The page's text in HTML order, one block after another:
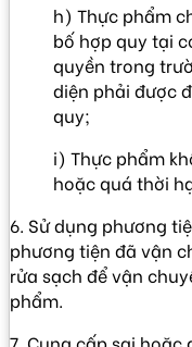
h) Thực phẩm
bố hợp quy tại
quyền trong
diện phải được
quy;
i) Thực phẩm
hoặc quá thời
6. Sử dụng phương
phương tiện đã vận
rửa sạch để vận
phẩm.
7. Cung cấp sai